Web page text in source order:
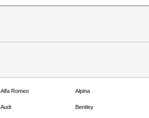
Alfa Romeo Alpina
Audi Bentley